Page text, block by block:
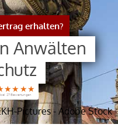
Pictures - Adobe Stock
erhalten?
Anwälten
bei 27 Bewertungen